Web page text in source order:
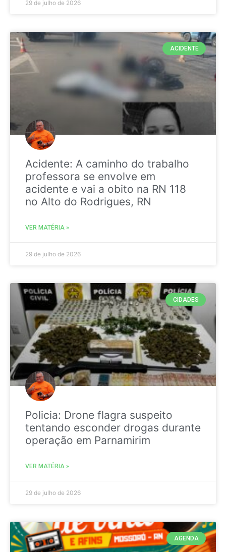
29 de julho de 2026
ACIDENTE
Acidente: A caminho do trabalho
professora se envolve em
acidente e vai a obito na RN 118
no Alto do Rodrigues, RN
VER MATÉRIA »
29 de julho de 2026
CIDADES
Policia: Drone flagra suspeito
tentando esconder drogas durante
operação em Parnamirim
VER MATÉRIA »
29 de julho de 2026
AGENDA